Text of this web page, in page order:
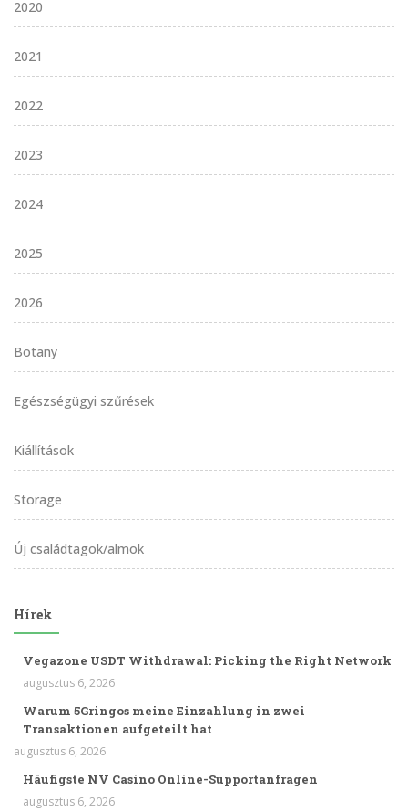
2020
2021
2022
2023
2024
2025
2026
Botany
Egészségügyi szűrések
Kiállítások
Storage
Új családtagok/almok
Hírek
Vegazone USDT Withdrawal: Picking the Right Network
augusztus 6, 2026
Warum 5Gringos meine Einzahlung in zwei
Transaktionen aufgeteilt hat
augusztus 6, 2026
Häufigste NV Casino Online-Supportanfragen
augusztus 6, 2026